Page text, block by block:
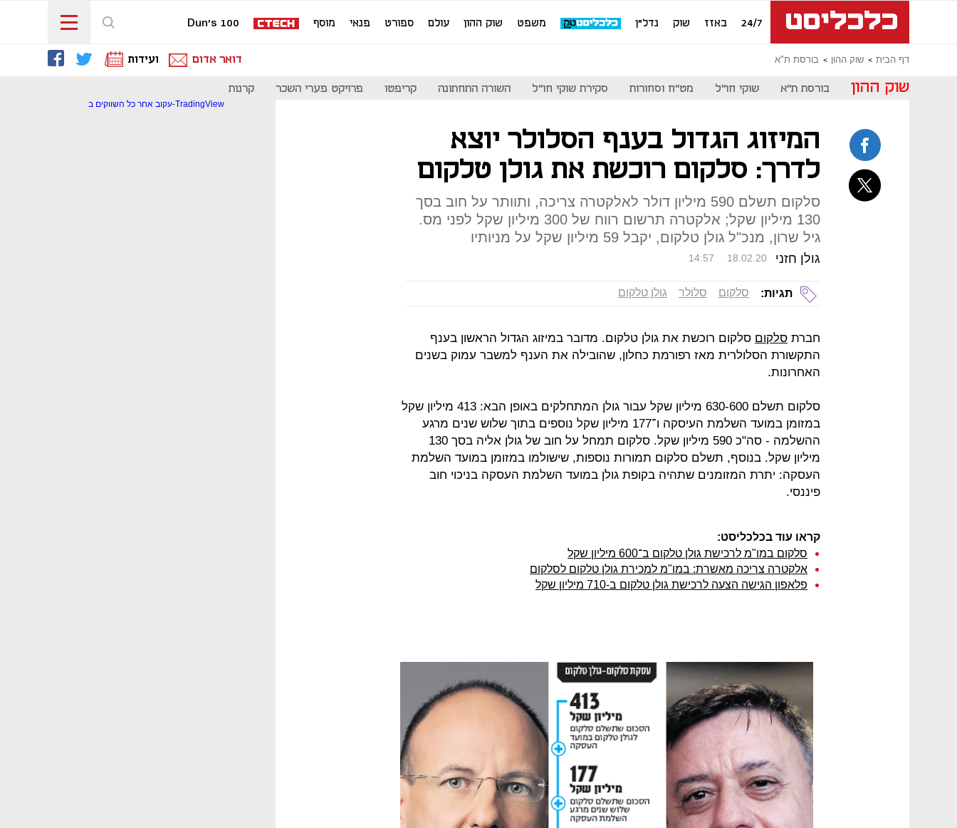
24/7 באזז שוק נדל"ן משפט שוק ההון עולם ספורט פנאי מוסף Dun's 100
דף הבית שוק ההון בורסת ת"א דואר אדום ועידות
שוק ההון בורסת ת"א שוקי חו"ל מט"ח וסחורות סקירת שוקי חו"ל השורה התחתונה קריפטו פרויקט פערי השכר קרנות
המיזוג הגדול בענף הסלולר יוצא
לדרך: סלקום רוכשת את גולן טלקום
סלקום תשלם 590 מיליון דולר לאלקטרה צריכה, ותוותר על חוב בסך
130 מיליון שקל; אלקטרה תרשום רווח של 300 מיליון שקל לפני מס.
גיל שרון, מנכ"ל גולן טלקום, יקבל 59 מיליון שקל על מניותיו
גולן חזני 14:57 18.02.20
תגיות: סלקום סלולר גולן טלקום
חברת סלקום סלקום רוכשת את גולן טלקום. מדובר במיזוג הגדול הראשון בענף
התקשורת הסלולרית מאז רפורמת כחלון, שהובילה את הענף למשבר עמוק בשנים
האחרונות.
סלקום תשלם 630-600 מיליון שקל עבור גולן המתחלקים באופן הבא: 413 מיליון שקל
במזומן במועד השלמת העיסקה ו־177 מיליון שקל נוספים בתוך שלוש שנים מרגע
ההשלמה - סה"כ 590 מיליון שקל. סלקום תמחל על חוב של גולן אליה בסך 130
מיליון שקל. בנוסף, תשלם סלקום תמורות נוספות, שישולמו במזומן במועד השלמת
העסקה: יתרת המזומנים שתהיה בקופת גולן במועד השלמת העסקה בניכוי חוב
פיננסי.
קראו עוד בכלכליסט:
סלקום במו"מ לרכישת גולן טלקום ב־600 מיליון שקל
אלקטרה צריכה מאשרת: במו"מ למכירת גולן טלקום לסלקום
פלאפון הגישה הצעה לרכישת גולן טלקום ב-710 מיליון שקל
עקוב אחר כל השווקים ב-TradingView